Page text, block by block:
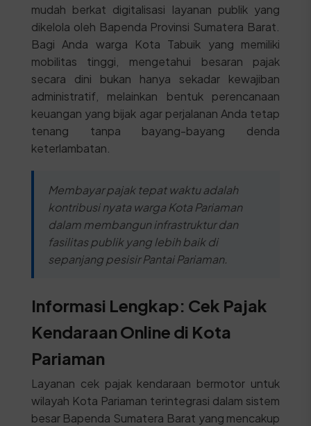
mudah berkat digitalisasi layanan publik yang
dikelola oleh Bapenda Provinsi Sumatera Barat.
Bagi Anda warga Kota Tabuik yang memiliki
mobilitas tinggi, mengetahui besaran pajak
secara dini bukan hanya sekadar kewajiban
administratif, melainkan bentuk perencanaan
keuangan yang bijak agar perjalanan Anda tetap
tenang tanpa bayang-bayang denda
keterlambatan.
Membayar pajak tepat waktu adalah
kontribusi nyata warga Kota Pariaman
dalam membangun infrastruktur dan
fasilitas publik yang lebih baik di
sepanjang pesisir Pantai Pariaman.
Informasi Lengkap: Cek Pajak
Kendaraan Online di Kota
Pariaman
Layanan cek pajak kendaraan bermotor untuk
wilayah Kota Pariaman terintegrasi dalam sistem
besar Bapenda Sumatera Barat yang mencakup